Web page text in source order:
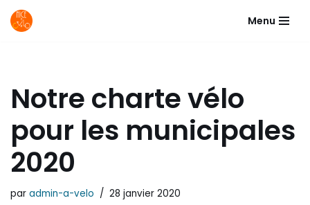
Menu
Notre charte vélo
pour les municipales
2020
par admin-a-velo 28 janvier 2020